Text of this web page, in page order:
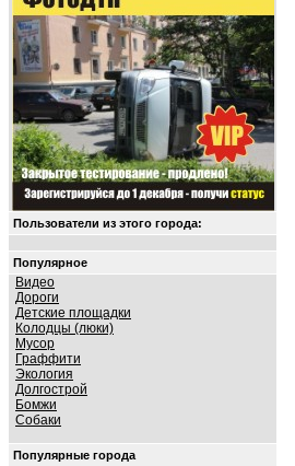
Пользователи из этого города:
Популярное
Видео
Дороги
Детские площадки
Колодцы (люки)
Мусор
Граффити
Экология
Долгострой
Бомжи
Собаки
Популярные города